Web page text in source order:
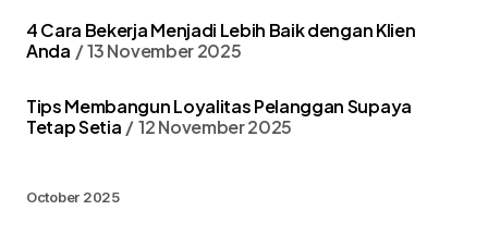
4 Cara Bekerja Menjadi Lebih Baik dengan Klien
Anda
13 November 2025
Tips Membangun Loyalitas Pelanggan Supaya
Tetap Setia
12 November 2025
October 2025